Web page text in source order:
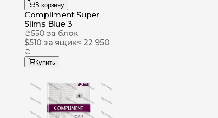
В корзину
Compliment Super
Slims Blue 3
₴550 за блок
$510 за ящик≈ 22 950
₴
Купить